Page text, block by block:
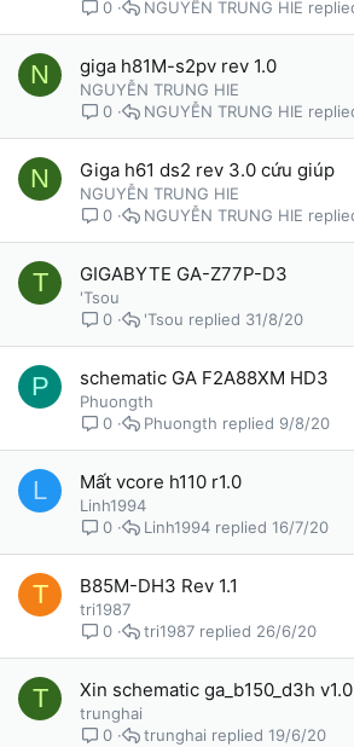
0
NGUYỄN TRUNG HIE
N giga h81M-s2pv rev 1.0
NGUYỄN TRUNG HIE
0
NGUYỄN TRUNG HIE
N Giga h61 ds2 rev 3.0 cứu giúp
NGUYỄN TRUNG HIE
0
NGUYỄN TRUNG HIE
T GIGABYTE GA-Z77P-D3
'Tsou
0
31/8/20
'Tsou
P schematic GA F2A88XM HD3
Phuongth
0
9/8/20
Phuongth
L Mất vcore h110 r1.0
Linh1994
0
16/7/20
Linh1994
T B85M-DH3 Rev 1.1
tri1987
0
26/6/20
tri1987
T Xin schematic ga_b150_d3h v1.0
trunghai
0
19/6/20
trunghai